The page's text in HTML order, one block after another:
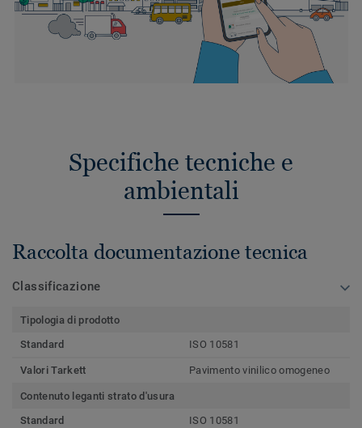
Specifiche tecniche e
ambientali
Raccolta documentazione tecnica
Classificazione
Tipologia di prodotto
Standard
ISO 10581
Valori Tarkett Pavimento vinilico omogeneo
Contenuto leganti strato d'usura
Standard
ISO 10581